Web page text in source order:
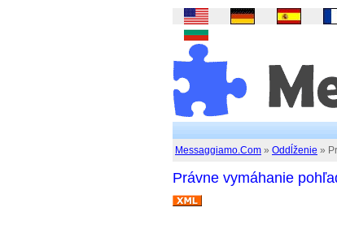
Messaggiamo.Com » Oddĺženie »
Právne vymáhanie